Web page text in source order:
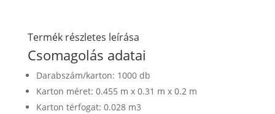
Termék részletes leírása
Csomagolás adatai
Darabszám/karton: 1000 db
Karton méret: 0.455 m x 0.31 m x 0.2 m
Karton térfogat: 0.028 m3